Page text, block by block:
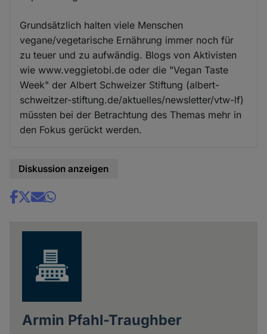
Grundsätzlich halten viele Menschen
vegane/vegetarische Ernährung immer noch für
zu teuer und zu aufwändig. Blogs von Aktivisten
wie www.veggietobi.de oder die "Vegan Taste
Week" der Albert Schweizer Stiftung (albert-
schweitzer-stiftung.de/aktuelles/newsletter/vtw-lf)
müssten bei der Betrachtung des Themas mehr in
den Fokus gerückt werden.
Diskussion anzeigen
Share
Armin Pfahl-Traughber